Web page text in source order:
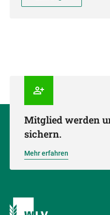
Mitglied werden
sichern.
Mehr erfahren